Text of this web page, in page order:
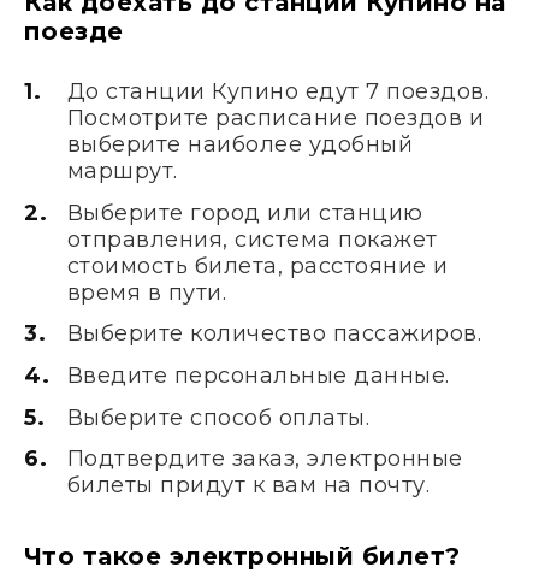
поезде
До станции Купино едут 7 поездов.
Посмотрите расписание поездов и
выберите наиболее удобный
маршрут.
Выберите город или станцию
отправления, система покажет
стоимость билета, расстояние и
время в пути.
Выберите количество пассажиров.
Введите персональные данные.
Выберите способ оплаты.
Подтвердите заказ, электронные
билеты придут к вам на почту.
Что такое электронный билет?